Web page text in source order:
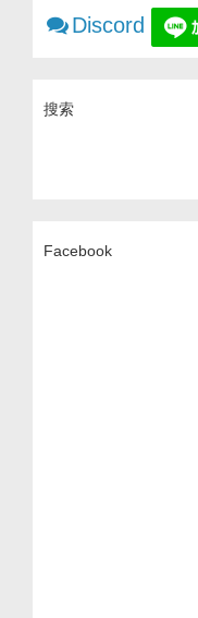
Discord
搜索
Facebook